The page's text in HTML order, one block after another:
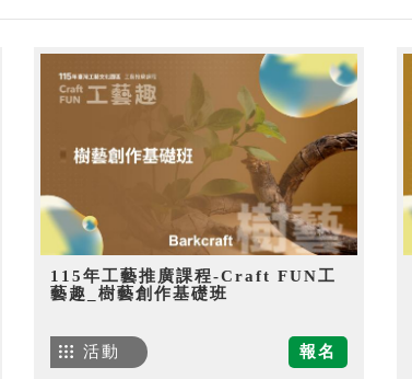
115年工藝推廣課程-Craft FUN工
藝趣_樹藝創作基礎班
報名
活動